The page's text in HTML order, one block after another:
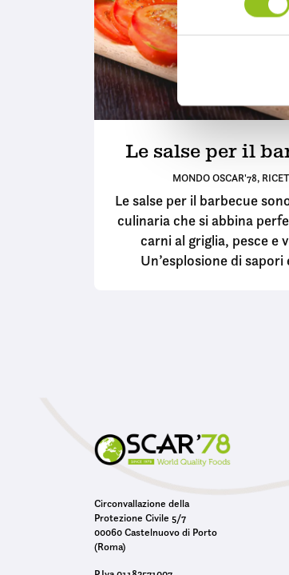
e
z
i
o
n
e
e
c
o
n
s
e
Le salse per il
MONDO OSCAR'78,
Le salse per il barbecue
culinaria che si abbina
carni al griglia, pesce e
Un’esplosione di sapori
Circonvallazione della
Protezione Civile 5/7
00060 Castelnuovo di Porto
(Roma)